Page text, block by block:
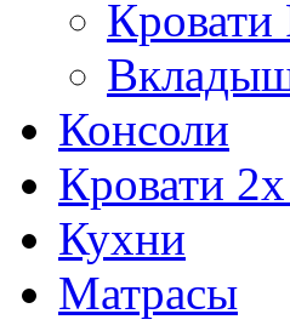
Консоли
Кровати
Кухни
Матрасы